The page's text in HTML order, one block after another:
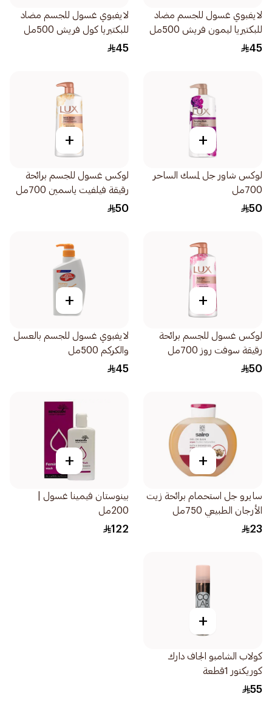
لايفبوي غسول للجسم مضاد
للبكتيريا ليمون فريش 500مل
45
لايفبوي غسول للجسم مضاد
للبكتيريا كول فريش 500مل
45
+
لوكس شاور جل لمسك الساحر
700مل
50
+
لوكس غسول للجسم برائحة
رقيقة فيلفيت ياسمين 700مل
50
+
لوكس غسول للجسم برائحة
رقيقة سوفت روز 700مل
50
+
لايفبوي غسول للجسم بالعسل
والكركم 500مل
45
+
سايرو جل استحمام برائحة زيت
الأرجان الطبيعي 750مل
23
+
بينوستان فيمينا غسول |
200مل
122
+
كولاب الشامبو الجاف دارك
كوريكتور 1قطعة
55